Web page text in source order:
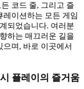
코드 줄, 그리고 즐
레이션하는 모든 게임
되었습니다. 여러분
하는 매끄러운 길을
며, 바로 이곳에서
플레이의 즐거움